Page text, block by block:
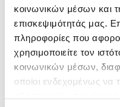
κοινωνικών μέσων και
επισκεψιμότητάς μας.
πληροφορίες που
χρησιμοποιείτε τον
κοινωνικών μέσων,
οποίοι ενδεχομένως να
Email*
Το μήνυμά σας*